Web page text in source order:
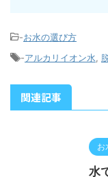
-お水の選び方
-アルカリイオン水,
関連記事
お
水